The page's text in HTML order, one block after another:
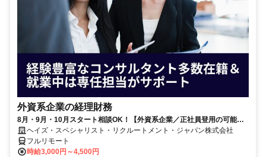
外資系企業の経理財務
8月・9月・10月スタート相談OK！【外資系企業／正社員登用の可能性
大／700万～800万／リモート勤務OK】経理財務
ヘイズ・スペシャリスト・リクルートメント・ジャパン株式会社
フルリモート
時給3,000円～4,500円